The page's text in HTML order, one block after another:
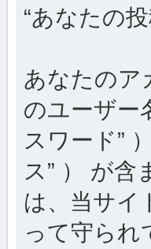
“あなたの投
あなたのア
のユーザー
スワード”
ス” ） が含
は、当サイ
って守られ